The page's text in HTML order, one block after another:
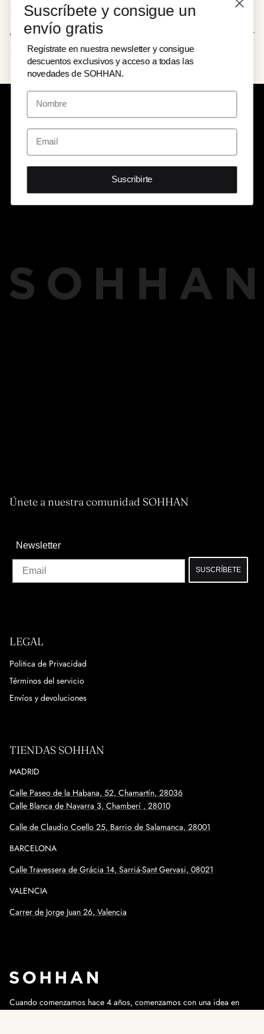
¿Tienen políticas de devolución?
Únete a nuestra comunidad SOHHAN
Newsletter
SUSCRÍBETE
LEGAL
Politica de Privacidad
Términos del servicio
Envíos y devoluciones
TIENDAS SOHHAN
MADRID
Calle Paseo de la Habana, 52, Chamartín, 28036
Calle Blanca de Navarra 3, Chamberí , 28010
Calle de Claudio Coello 25, Barrio de Salamanca, 28001
BARCELONA
Calle Travessera de Grácia 14, Sarriá-Sant Gervasi, 08021
VALENCIA
Carrer de Jorge Juan 26, Valencia
Cuando comenzamos hace 4 años, comenzamos con una idea en
Suscríbete y consigue un
envío gratis
Regístrate en nuestra newsletter y consigue
descuentos exclusivos y acceso a todas las
novedades de SOHHAN.
Suscribirte